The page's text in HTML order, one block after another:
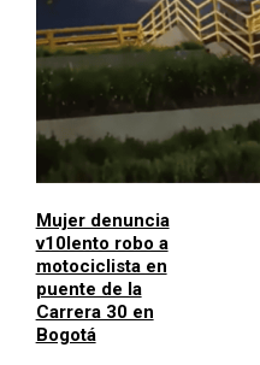
Mujer denuncia
v10lento robo a
motociclista en
puente de la
Carrera 30 en
Bogotá